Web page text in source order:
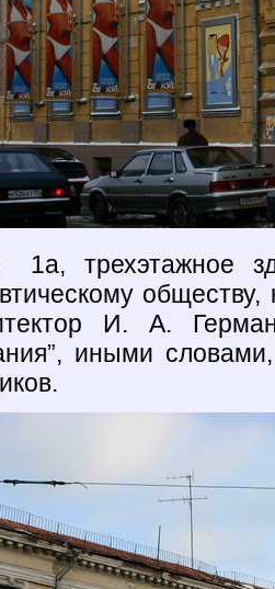
трехэтажное
обществу,
И. А.
иными